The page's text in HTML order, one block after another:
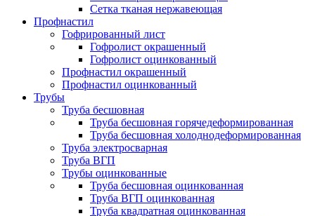
Сетка тканая нержавеющая
Профнастил
Гофрированный лист
Гофролист окрашенный
Гофролист оцинкованный
Профнастил окрашенный
Профнастил оцинкованный
Трубы
Труба бесшовная
Труба бесшовная горячедеформированная
Труба бесшовная холоднодеформированная
Труба электросварная
Труба ВГП
Трубы оцинкованные
Труба бесшовная оцинкованная
Труба ВГП оцинкованная
Труба квадратная оцинкованная